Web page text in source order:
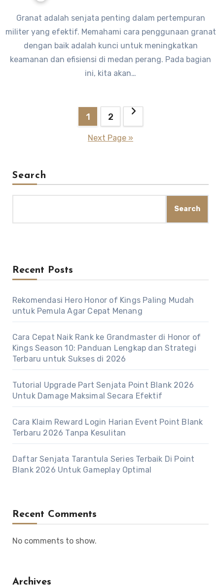
Granat adalah senjata penting dalam pertempuran
militer yang efektif. Memahami cara penggunaan granat
dengan baik adalah kunci untuk meningkatkan
keamanan dan efisiensi di medan perang. Pada bagian
ini, kita akan…
1 2
Next Page »
Search
Search
Recent Posts
Rekomendasi Hero Honor of Kings Paling Mudah
untuk Pemula Agar Cepat Menang
Cara Cepat Naik Rank ke Grandmaster di Honor of
Kings Season 10: Panduan Lengkap dan Strategi
Terbaru untuk Sukses di 2026
Tutorial Upgrade Part Senjata Point Blank 2026
Untuk Damage Maksimal Secara Efektif
Cara Klaim Reward Login Harian Event Point Blank
Terbaru 2026 Tanpa Kesulitan
Daftar Senjata Tarantula Series Terbaik Di Point
Blank 2026 Untuk Gameplay Optimal
Recent Comments
No comments to show.
Archives